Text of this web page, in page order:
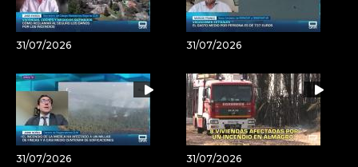
31/07/2026 31/07/2026
31/07/2026 31/07/2026